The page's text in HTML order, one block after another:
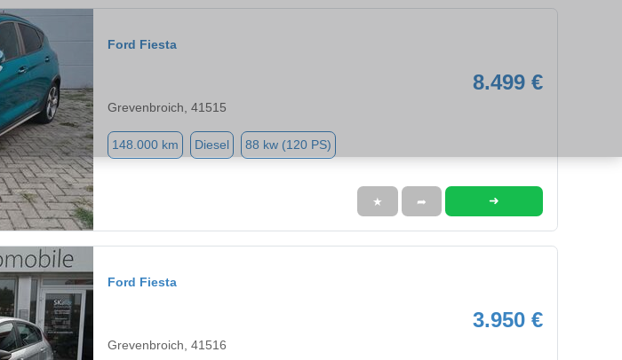
Ford Fiesta
8.499 €
Grevenbroich, 41515
148.000 km Diesel 88 kw (120 PS)
★ ➦ ➜
Ford Fiesta
3.950 €
Grevenbroich, 41516